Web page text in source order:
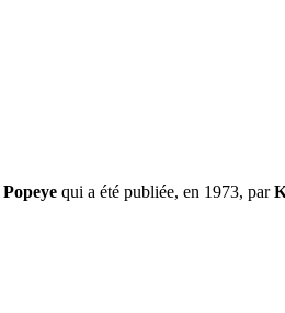
Popeye qui a été publiée, en 1973, par